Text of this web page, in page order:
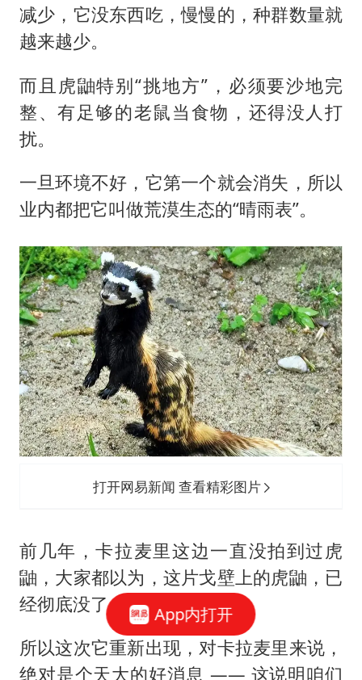
减少，它没东西吃，慢慢的，种群数量就
越来越少。
而且虎鼬特别“挑地方”，必须要沙地完
整、有足够的老鼠当食物，还得没人打
扰。
一旦环境不好，它第一个就会消失，所以
业内都把它叫做荒漠生态的“晴雨表”。
打开网易新闻 查看精彩图片
前几年，卡拉麦里这边一直没拍到过虎
鼬，大家都以为，这片戈壁上的虎鼬，已
经彻底没了。
所以这次它重新出现，对卡拉麦里来说，
绝对是个天大的好消息 —— 这说明咱们
App内打开